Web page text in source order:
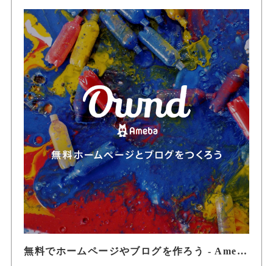
無料でホームページやブログを作ろう - Ameba Ownd(アメーバ オウンド)